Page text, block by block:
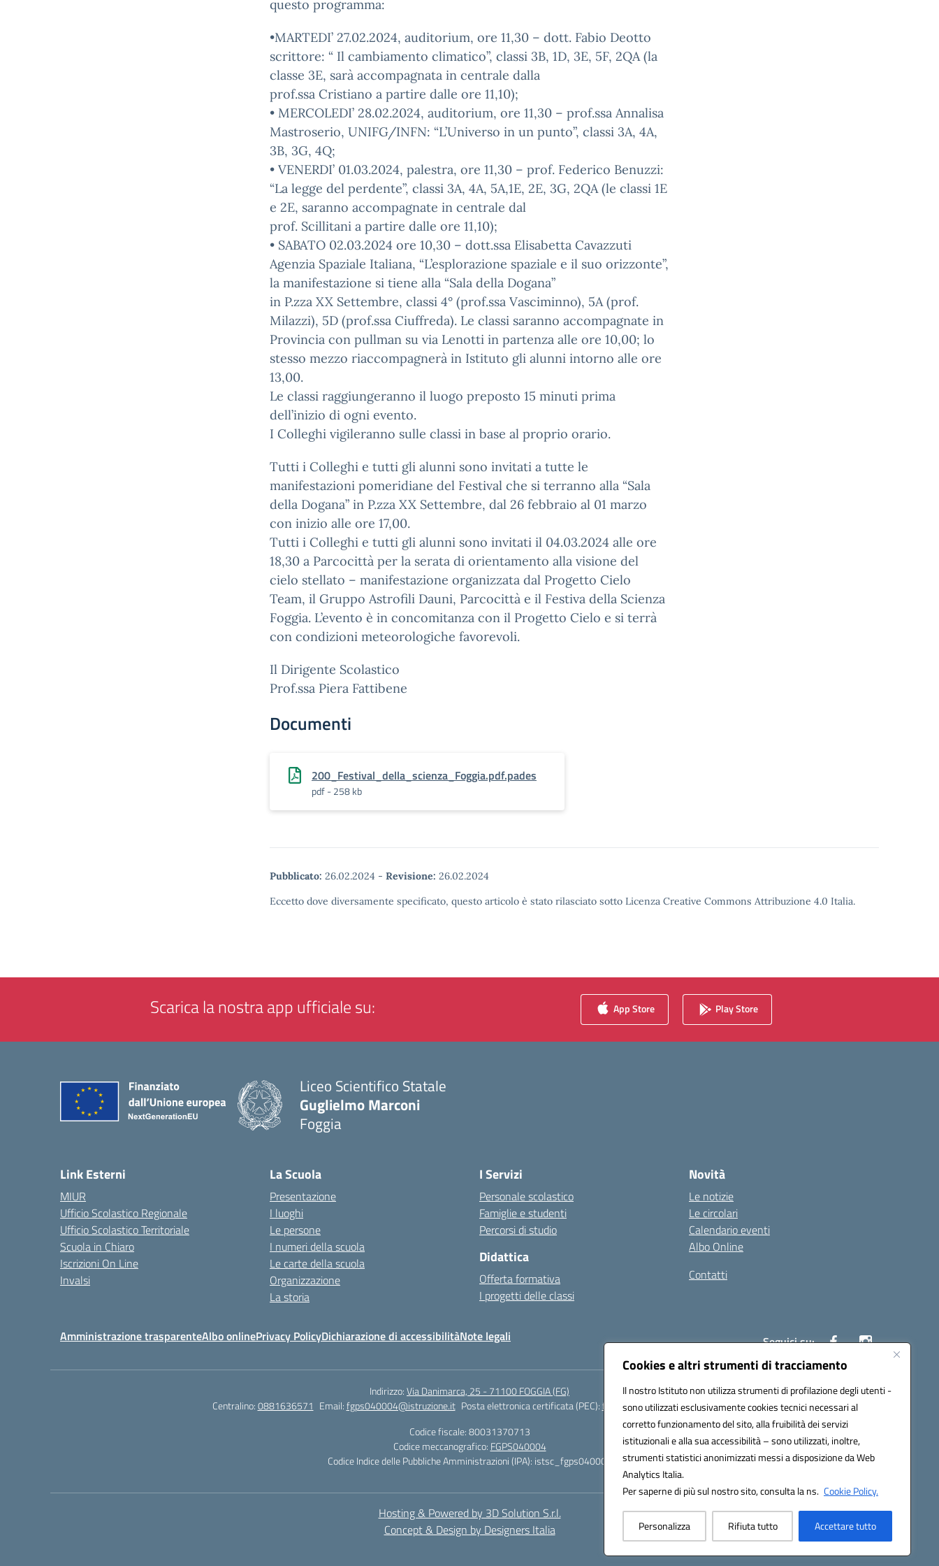
Cookies e altri strumenti di tracciamento
Il nostro Istituto non utilizza strumenti di profilazione degli utenti -
sono utilizzati esclusivamente cookies tecnici necessari al
corretto funzionamento del sito, alla fruibilità dei servizi
istituzionali e alla sua accessibilità – sono utilizzati, inoltre,
strumenti statistici anonimizzati messi a disposizione da Web
Analytics Italia.
Per saperne di più sul nostro sito, consulta la ns. Cookie Policy.
Personalizza Rifiuta tutto Accettare tutto
questo programma:
•MARTEDI’ 27.02.2024, auditorium, ore 11,30 – dott. Fabio Deotto
scrittore: “ Il cambiamento climatico”, classi 3B, 1D, 3E, 5F, 2QA (la
classe 3E, sarà accompagnata in centrale dalla
prof.ssa Cristiano a partire dalle ore 11,10);
• MERCOLEDI’ 28.02.2024, auditorium, ore 11,30 – prof.ssa Annalisa
Mastroserio, UNIFG/INFN: “L’Universo in un punto”, classi 3A, 4A,
3B, 3G, 4Q;
• VENERDI’ 01.03.2024, palestra, ore 11,30 – prof. Federico Benuzzi:
“La legge del perdente”, classi 3A, 4A, 5A,1E, 2E, 3G, 2QA (le classi 1E
e 2E, saranno accompagnate in centrale dal
prof. Scillitani a partire dalle ore 11,10);
• SABATO 02.03.2024 ore 10,30 – dott.ssa Elisabetta Cavazzuti
Agenzia Spaziale Italiana, “L’esplorazione spaziale e il suo orizzonte”,
la manifestazione si tiene alla “Sala della Dogana”
in P.zza XX Settembre, classi 4° (prof.ssa Vasciminno), 5A (prof.
Milazzi), 5D (prof.ssa Ciuffreda). Le classi saranno accompagnate in
Provincia con pullman su via Lenotti in partenza alle ore 10,00; lo
stesso mezzo riaccompagnerà in Istituto gli alunni intorno alle ore
13,00.
Le classi raggiungeranno il luogo preposto 15 minuti prima
dell’inizio di ogni evento.
I Colleghi vigileranno sulle classi in base al proprio orario.
Tutti i Colleghi e tutti gli alunni sono invitati a tutte le
manifestazioni pomeridiane del Festival che si terranno alla “Sala
della Dogana” in P.zza XX Settembre, dal 26 febbraio al 01 marzo
con inizio alle ore 17,00.
Tutti i Colleghi e tutti gli alunni sono invitati il 04.03.2024 alle ore
18,30 a Parcocittà per la serata di orientamento alla visione del
cielo stellato – manifestazione organizzata dal Progetto Cielo
Team, il Gruppo Astrofili Dauni, Parcocittà e il Festiva della Scienza
Foggia. L’evento è in concomitanza con il Progetto Cielo e si terrà
con condizioni meteorologiche favorevoli.
Il Dirigente Scolastico
Prof.ssa Piera Fattibene
Documenti
200_Festival_della_scienza_Foggia.pdf.pades
pdf - 258 kb
Pubblicato: 26.02.2024 - Revisione: 26.02.2024
Eccetto dove diversamente specificato, questo articolo è stato rilasciato sotto Licenza Creative Commons Attribuzione 4.0 Italia.
Scarica la nostra app ufficiale su: App Store Play Store
Liceo Scientifico Statale
Guglielmo Marconi
Foggia
Link Esterni
MIUR
Ufficio Scolastico Regionale
Ufficio Scolastico Territoriale
Scuola in Chiaro
Iscrizioni On Line
Invalsi
La Scuola
Presentazione
I luoghi
Le persone
I numeri della scuola
Le carte della scuola
Organizzazione
La storia
I Servizi
Personale scolastico
Famiglie e studenti
Percorsi di studio
Didattica
Offerta formativa
I progetti delle classi
Novità
Le notizie
Le circolari
Calendario eventi
Albo Online
Contatti
Amministrazione trasparenteAlbo onlinePrivacy PolicyDichiarazione di accessibilitàNote legali Seguici su:
Indirizzo:Via Danimarca, 25 - 71100 FOGGIA (FG)
Centralino:0881636571 Email:fgps040004@istruzione.it Posta elettronica certificata (PEC):fgps040004@pec.istruzione.it
Codice fiscale: 80031370713
Codice meccanografico: FGPS040004
Codice Indice delle Pubbliche Amministrazioni (IPA): istsc_fgps040004
Hosting & Powered by 3D Solution S.r.l.
Concept & Design by Designers Italia